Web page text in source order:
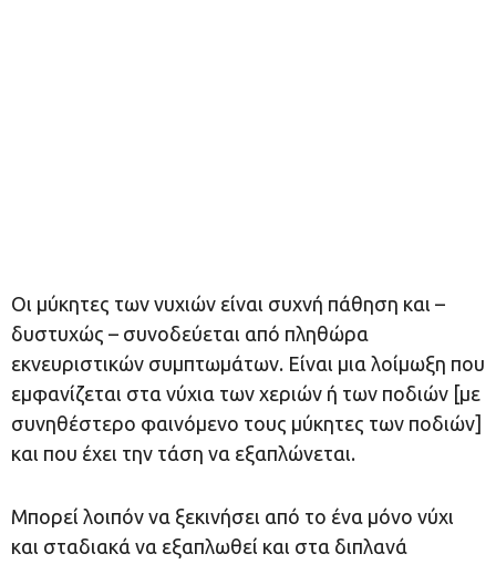
Οι μύκητες των νυχιών είναι συχνή πάθηση και –
δυστυχώς – συνοδεύεται από πληθώρα
εκνευριστικών συμπτωμάτων. Είναι μια λοίμωξη που
εμφανίζεται στα νύχια των χεριών ή των ποδιών [με
συνηθέστερο φαινόμενο τους μύκητες των ποδιών]
και που έχει την τάση να εξαπλώνεται.
Μπορεί λοιπόν να ξεκινήσει από το ένα μόνο νύχι
και σταδιακά να εξαπλωθεί και στα διπλανά